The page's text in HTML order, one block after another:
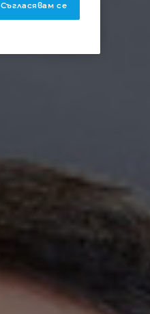
Съгласявам се